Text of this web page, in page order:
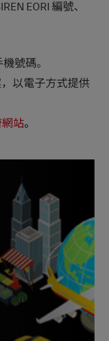
EORI 編號、
號碼。
以電子方式提供
站。